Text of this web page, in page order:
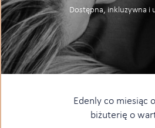
Dostępna, inkluzywna i
Edenly co miesiąc
biżuterię o